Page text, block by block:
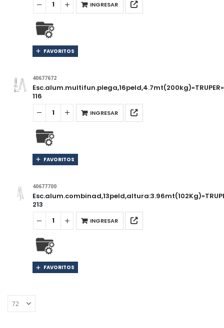
INGRESAR
FAVORITOS
40677672
116
INGRESAR
FAVORITOS
40677700
213
INGRESAR
FAVORITOS